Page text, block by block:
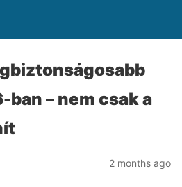
– nem csak a
2 months ago